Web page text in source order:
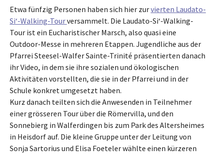
Etwa fünfzig Personen haben sich hier zurvierten Laudato-
Si‘-Walking-Tourversammelt. Die Laudato-Si‘-Walking-
Tour ist ein Eucharistischer Marsch, also quasi eine
Outdoor-Messe in mehreren Etappen. Jugendliche aus der
Pfarrei Steesel-Walfer Sainte-Trinité präsentierten danach
ihr Video, in dem sie ihre sozialen und ökologischen
Aktivitäten vorstellten, die sie in der Pfarrei und in der
Schule konkret umgesetzt haben.
Kurz danach teilten sich die Anwesenden in Teilnehmer
einer grösseren Tour über die Römervilla, und den
Sonnebierg in Walferdingen bis zum Park des Altersheimes
in Heisdorf auf. Die kleine Gruppe unter der Leitung von
Sonja Sartorius und Elisa Foeteler wählte einen kürzeren